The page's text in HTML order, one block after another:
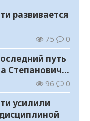
развивается
75 0
путь
Степановича
96 0
усилили